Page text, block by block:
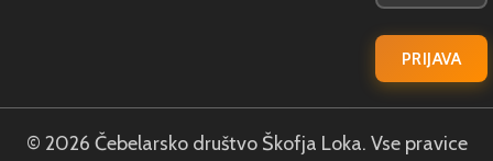
© 2026 Čebelarsko društvo Škofja Loka. Vse pravice